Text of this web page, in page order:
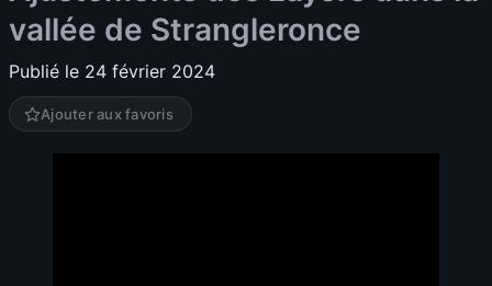
vallée de Strangleronce
Publié le 24 février 2024
Ajouter aux favoris